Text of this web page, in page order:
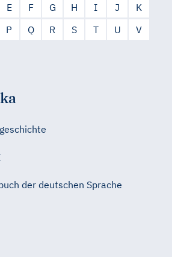
E F G H I J
K
P Q R S T U
V
der deutschen Sprache